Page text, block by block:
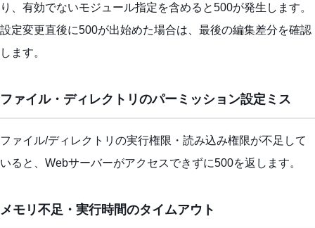
り、有効でないモジュール指定を含めると500が発生します。
設定変更直後に500が出始めた場合は、最後の編集差分を確認
します。
ファイル・ディレクトリのパーミッション設定ミス
ファイル/ディレクトリの実行権限・読み込み権限が不足して
いると、Webサーバーがアクセスできずに500を返します。
メモリ不足・実行時間のタイムアウト